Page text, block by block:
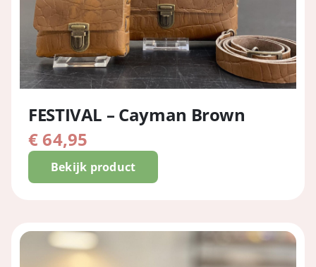
FESTIVAL – Cayman Brown
Bekijk product
€ 64,95